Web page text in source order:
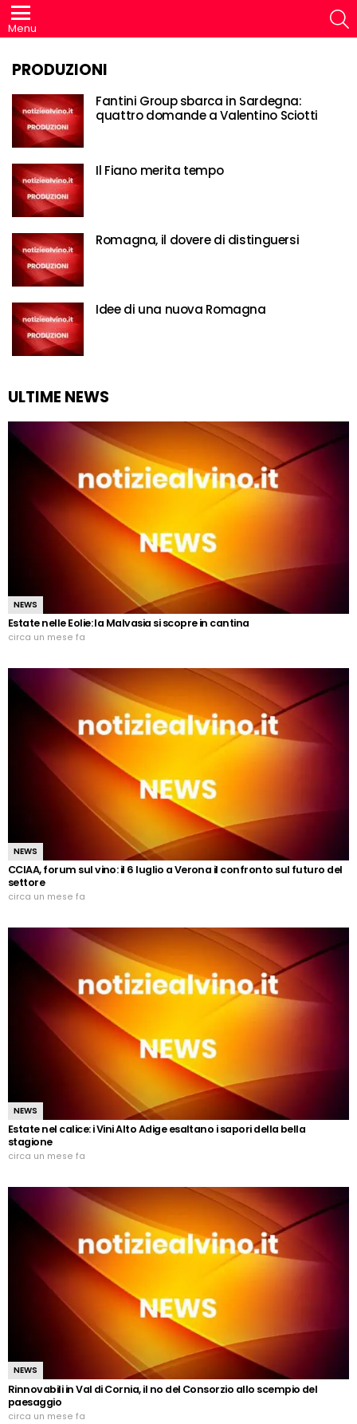
Menu
PRODUZIONI
Fantini Group sbarca in Sardegna:
quattro domande a Valentino Sciotti
Il Fiano merita tempo
Romagna, il dovere di distinguersi
Idee di una nuova Romagna
ULTIME NEWS
NEWS
Estate nelle Eolie: la Malvasia si scopre in cantina
circa un mese fa
NEWS
CCIAA, forum sul vino: il 6 luglio a Verona il confronto sul futuro del
settore
circa un mese fa
NEWS
Estate nel calice: i Vini Alto Adige esaltano i sapori della bella
stagione
circa un mese fa
NEWS
Rinnovabili in Val di Cornia, il no del Consorzio allo scempio del
paesaggio
circa un mese fa